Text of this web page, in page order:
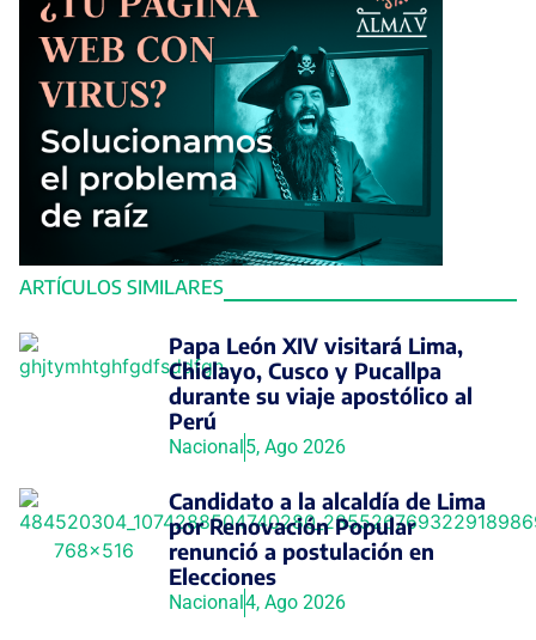
ARTÍCULOS SIMILARES
Papa León XIV visitará Lima,
Chiclayo, Cusco y Pucallpa
durante su viaje apostólico al
Perú
Nacional5, Ago 2026
Candidato a la alcaldía de Lima
por Renovación Popular
renunció a postulación en
Elecciones
Nacional4, Ago 2026